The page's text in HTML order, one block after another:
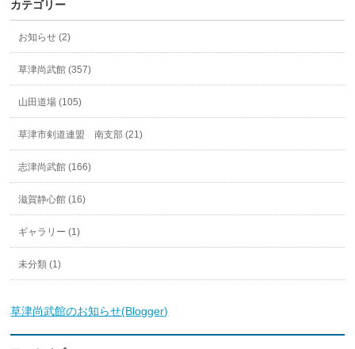
カテゴリー
お知らせ (2)
草津尚武館 (357)
山田道場 (105)
草津市剣道連盟 南支部 (21)
志津尚武館 (166)
滋賀静心館 (16)
ギャラリー (1)
未分類 (1)
草津尚武館のお知らせ(Blogger)